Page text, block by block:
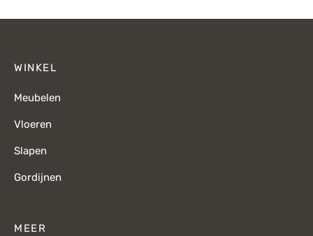
WINKEL
Meubelen
Vloeren
Slapen
Gordijnen
MEER